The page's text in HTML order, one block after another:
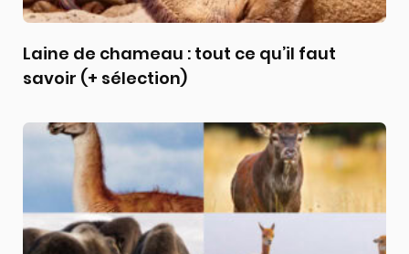
Laine de chameau : tout ce qu’il faut
savoir (+ sélection)